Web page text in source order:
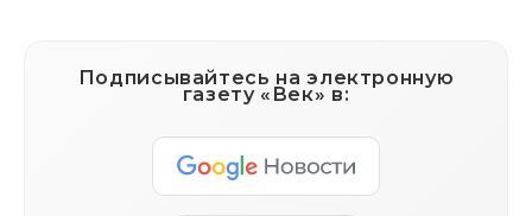
Подписывайтесь на электронную
газету «Век» в: